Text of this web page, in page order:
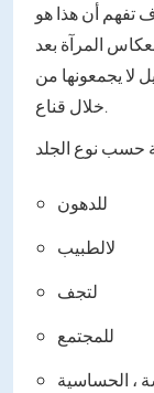
تفهم أن هذا هو
المرآة بعد
لا يجمعونها من
خلال قناع.
حسب نوع الجلد
للدهون
لالطبيب
لتجف
للمجتمع